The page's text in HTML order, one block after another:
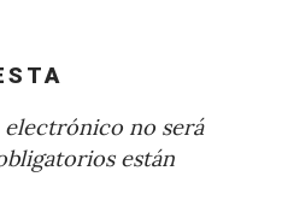
no será
están